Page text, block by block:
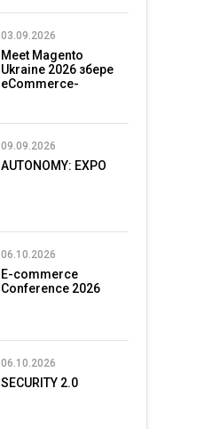
03.09.2026
Meet Magento
Ukraine 2026 збере
eCommerce-
09.09.2026
AUTONOMY: EXPO
06.10.2026
E-commerce
Conference 2026
06.10.2026
SECURITY 2.0